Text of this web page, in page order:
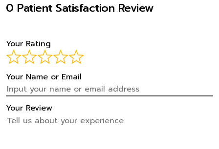
0 Patient Satisfaction Review
Your Rating
Your Name or Email
Your Review